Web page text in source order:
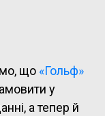
що «Гольф»
у
а тепер й